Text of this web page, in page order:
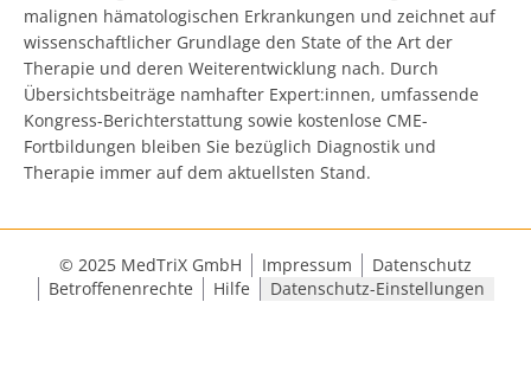
malignen hämatologischen Erkrankungen und zeichnet auf
wissenschaftlicher Grundlage den State of the Art der
Therapie und deren Weiterentwicklung nach. Durch
Übersichtsbeiträge namhafter Expert:innen, umfassende
Kongress-Berichterstattung sowie kostenlose CME-
Fortbildungen bleiben Sie bezüglich Diagnostik und
Therapie immer auf dem aktuellsten Stand.
© 2025 MedTriX GmbH Impressum
Datenschutz
Betroffenenrechte
Hilfe Datenschutz-Einstellungen